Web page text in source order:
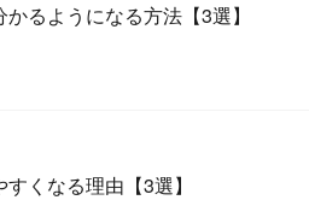
るようになる方法【3選】
くなる理由【3選】